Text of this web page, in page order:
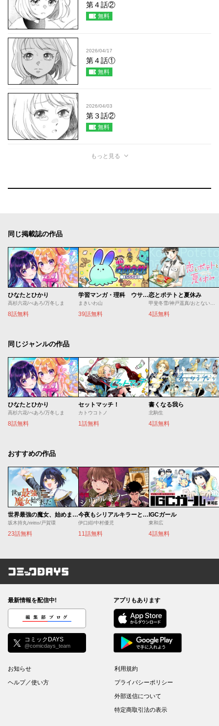
第４話②
無料
2026/04/17
第４話①
無料
2026/04/03
第３話②
無料
もっと見る
同じ掲載誌の作品
ひなたとひかり
高杉六花/べあろ/万冬しま
8話無料
学習マンガ・理科 ウサウサ！
まきいわ山
39話無料
恋とポテトと夏休み
4話無料
同じジャンルの作品
ひなたとひかり
高杉六花/べあろ/万冬しま
8話無料
セットマッチ！
カトウコトノ
1話無料
書くなる我ら
北駒生
4話無料
おすすめの作品
世界最強の魔女、始めました ～私だけ『攻略サイト』を見れる世界で自由に生きます～
坂木持丸/riritto/戸賀環
23話無料
今夜もシリアルキラーと待ち合わせ
伊口紺/中村優児
11話無料
IGCガール
東和広
4話無料
コミックDAYS
最新情報を配信中!
編集部ブログ
コミックDAYS
@comicdays_team
アプリもあります
お知らせ
ヘルプ／使い方
利用規約
プライバシーポリシー
外部送信について
特定商取引法の表示